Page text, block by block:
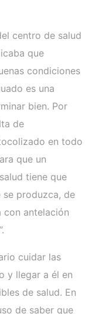
centro de salud
que
condiciones
es una
bien. Por
de
en todo
que un
tiene que
se produzca, de
con antelación
cuidar las
y llegar a él en
de salud. En
de saber que